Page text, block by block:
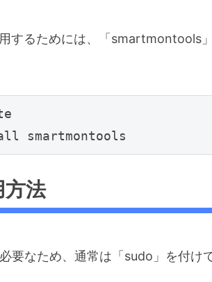
するためには、「smartmontools
方法
要なため、通常は「sudo」を付け